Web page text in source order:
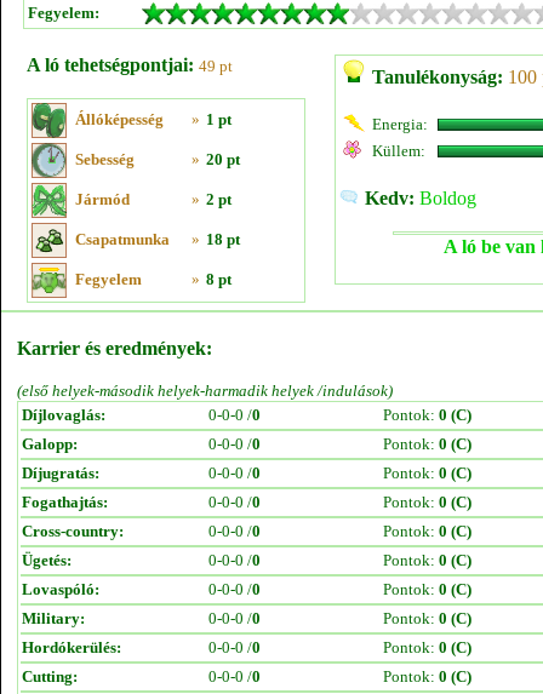
Fegyelem:
A ló tehetségpontjai: 49 pt
Állóképesség » 1 pt
Sebesség » 20 pt
Jármód » 2 pt
Csapatmunka » 18 pt
Fegyelem » 8 pt
Tanulékonyság: 100
Energia:
Küllem:
Kedv: Boldog
A ló be van
Karrier és eredmények:
(első helyek-második helyek-harmadik helyek /indulások)
Díjlovaglás:
0-0-0 /0 Pontok: 0 (C)
Galopp:
0-0-0 /0 Pontok: 0 (C)
Díjugratás:
0-0-0 /0 Pontok: 0 (C)
Fogathajtás:
0-0-0 /0 Pontok: 0 (C)
Cross-country:
0-0-0 /0 Pontok: 0 (C)
Ügetés:
0-0-0 /0 Pontok: 0 (C)
Lovaspóló:
0-0-0 /0 Pontok: 0 (C)
Military:
0-0-0 /0 Pontok: 0 (C)
Hordókerülés:
0-0-0 /0 Pontok: 0 (C)
Cutting:
0-0-0 /0 Pontok: 0 (C)